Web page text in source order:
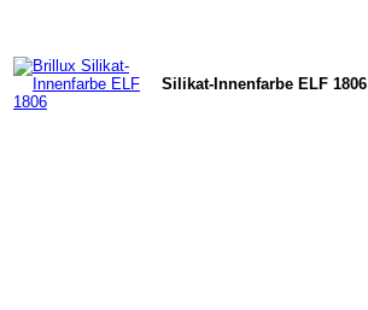
Silikat-Innenfarbe ELF 1806